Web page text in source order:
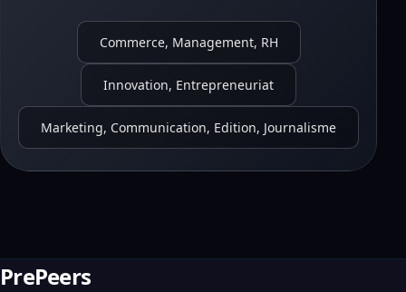
Commerce, Management, RH
Innovation, Entrepreneuriat
Marketing, Communication, Edition, Journalisme
PrePeers